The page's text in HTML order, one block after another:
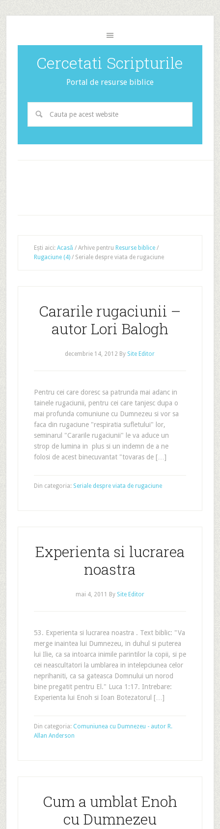
Cercetati Scripturile
Portal de resurse biblice
Ești aici: Acasă /Arhive pentru Resurse biblice /
Rugaciune (4) /Seriale despre viata de rugaciune
Cararile rugaciunii –
autor Lori Balogh
decembrie 14, 2012 By Site Editor
Pentru cei care doresc sa patrunda mai adanc in
tainele rugaciunii, pentru cei care tanjesc dupa o
mai profunda comuniune cu Dumnezeu si vor sa
faca din rugaciune "respiratia sufletului" lor,
seminarul "Cararile rugaciunii" le va aduce un
strop de lumina in plus si un indemn de a ne
folosi de acest binecuvantat "tovaras de […]
Din categoria: Seriale despre viata de rugaciune
Experienta si lucrarea
noastra
mai 4, 2011 By Site Editor
53. Experienta si lucrarea noastra . Text biblic: "Va
merge inaintea lui Dumnezeu, in duhul si puterea
lui Ilie, ca sa intoarca inimile parintilor la copii, si pe
cei neascultatori la umblarea in intelepciunea celor
neprihaniti, ca sa gateasca Domnului un norod
bine pregatit pentru El." Luca 1:17. Intrebare:
Experienta lui Enoh si Ioan Botezatorul […]
Din categoria: Comuniunea cu Dumnezeu - autor R.
Allan Anderson
Cum a umblat Enoh
cu Dumnezeu